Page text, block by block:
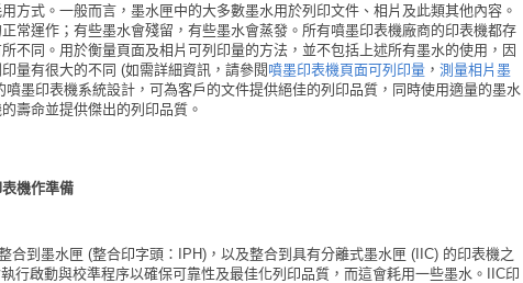
方式。一般而言，墨水匣中的大多數墨水用於列印文件、相片及此類其他內容。
常運作；有些墨水會殘留，有些墨水會蒸發。所有噴墨印表機廠商的印表機都存
不同。用於衡量頁面及相片可列印量的方法，並不包括上述所有墨水的使用，因
量有很大的不同 (如需詳細資訊，請參閱噴墨印表機頁面可列印量 ， 測量相片墨
噴墨印表機系統設計，可為客戶的文件提供絕佳的列印品質，同時使用適量的墨水
壽命並提供傑出的列印品質。
機作準備
合到墨水匣 (整合印字頭：IPH)，以及整合到具有分離式墨水匣 (IIC) 的印表機之
行啟動與校準程序以確保可靠性及最佳化列印品質，而這會耗用一些墨水。IIC印